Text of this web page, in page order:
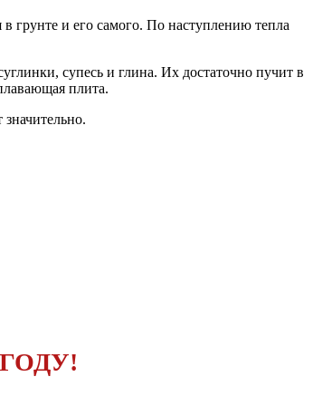
грунте и его самого. По наступлению тепла
супесь и глина. Их достаточно пучит в
плита.